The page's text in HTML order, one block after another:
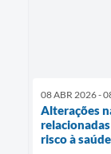
08 ABR 2026 -
Alterações
risco à saúde